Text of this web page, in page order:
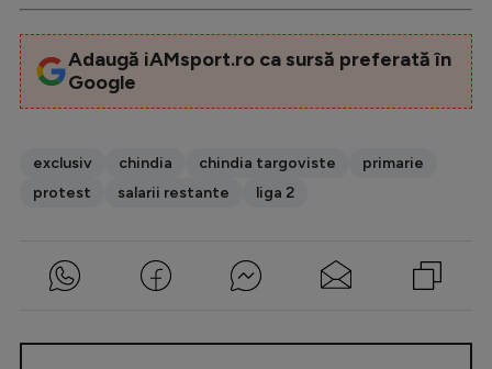
Adaugă iAMsport.ro ca sursă preferată în
Google
exclusiv chindia chindia targoviste
primarie
protest
salarii restante liga 2